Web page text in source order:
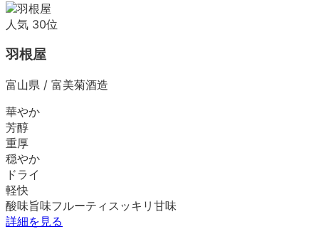
人気 30位
羽根屋
富山県 / 富美菊酒造
華やか
芳醇
重厚
穏やか
ドライ
軽快
酸味旨味フルーティ スッキリ 甘味
詳細を見る